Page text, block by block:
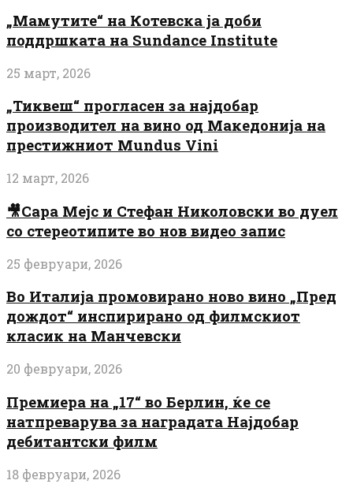
„Мамутите“ на Котевска ја доби
поддршката на Sundance Institute
25 март, 2026
„Тиквеш“ прогласен за најдобар
производител на вино од Македонија на
престижниот Mundus Vini
12 март, 2026
🎥Сара Мејс и Стефан Николовски во дуел
со стереотипите во нов видео запис
25 февруари, 2026
Во Италија промовирано ново вино „Пред
дождот“ инспирирано од филмскиот
класик на Манчевски
20 февруари, 2026
Премиера на „17“ во Берлин, ќе се
натпреварува за наградата Најдобар
дебитантски филм
18 февруари, 2026